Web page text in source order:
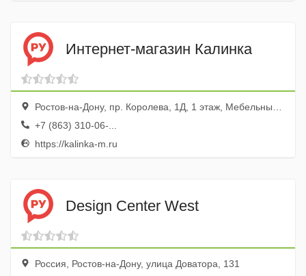
Интернет-магазин Калинка
Ростов-на-Дону, пр. Королева, 1Д, 1 этаж, Мебельный Салон «Калинка»
+7 (863) 310-06-...
https://kalinka-m.ru
Design Center West
Россия, Ростов-на-Дону, улица Доватора, 131